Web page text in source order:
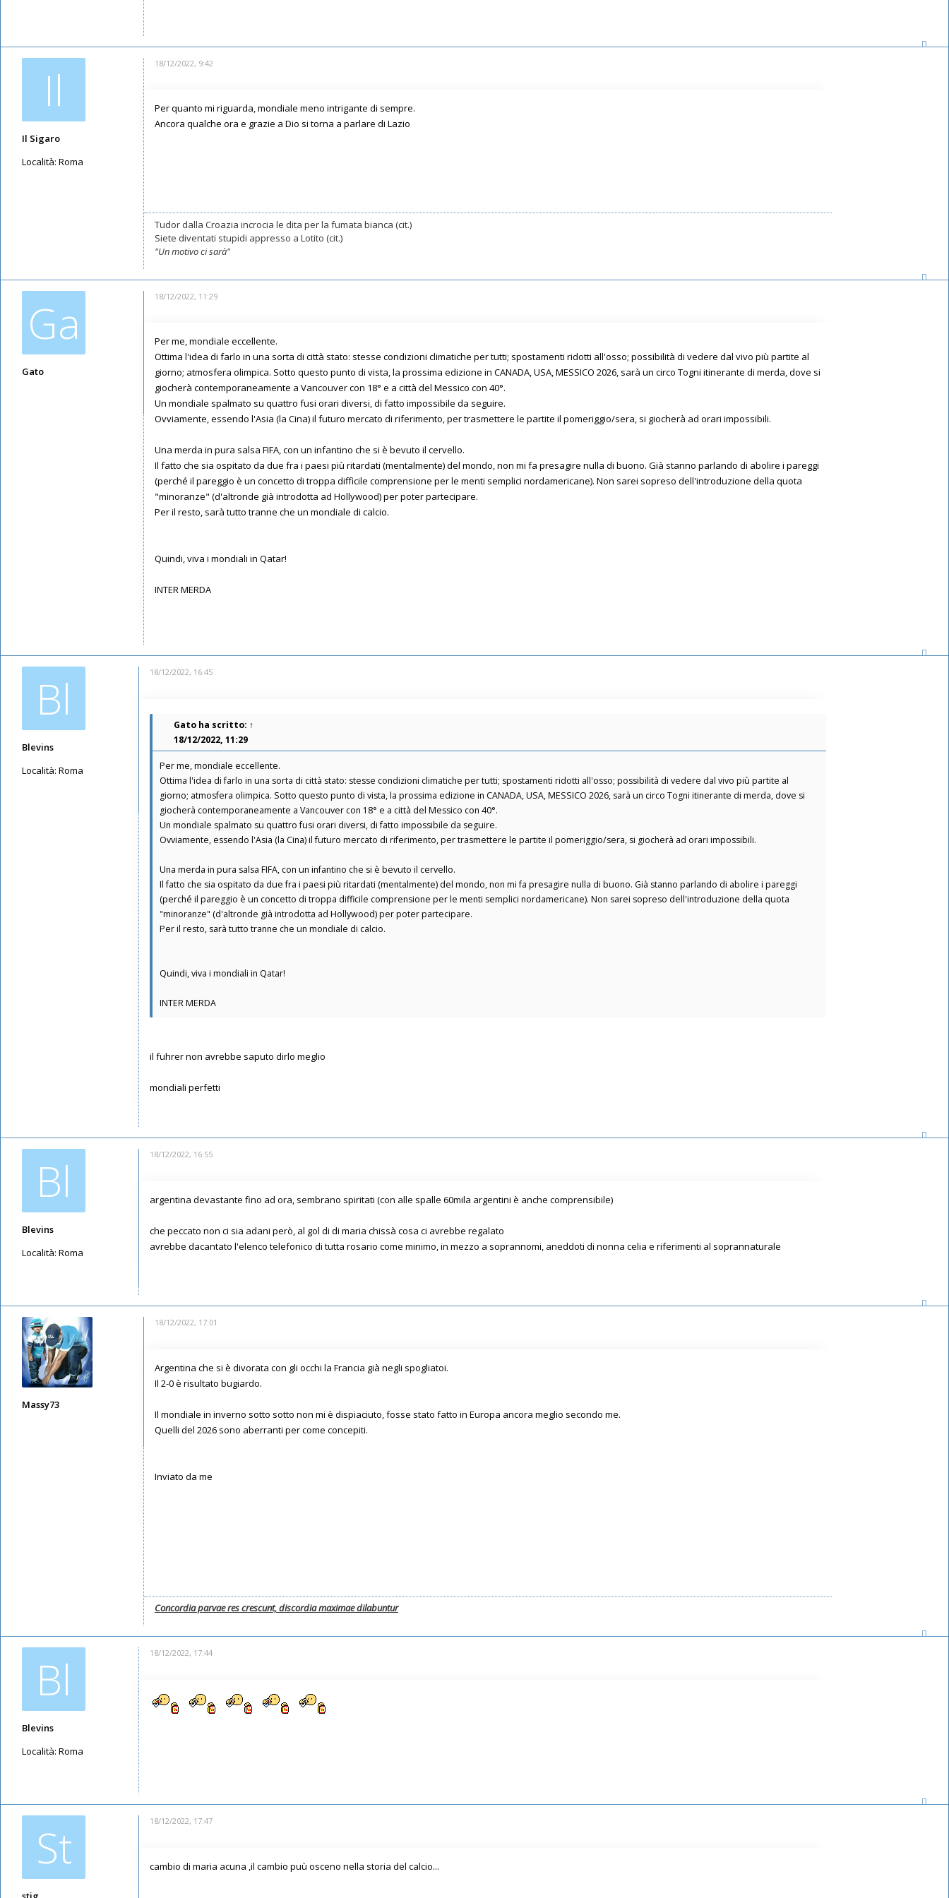
Il
Il Sigaro
Località: Roma
18/12/2022, 9:42
Per quanto mi riguarda, mondiale meno intrigante di sempre.
Ancora qualche ora e grazie a Dio si torna a parlare di Lazio
Tudor dalla Croazia incrocia le dita per la fumata bianca (cit.)
Siete diventati stupidi appresso a Lotito (cit.)
"Un motivo ci sarà"
Ga
Gato
18/12/2022, 11:29
Per me, mondiale eccellente.
Ottima l'idea di farlo in una sorta di città stato: stesse condizioni climatiche per tutti; spostamenti ridotti all'osso; possibilità di vedere dal vivo più partite al
giorno; atmosfera olimpica. Sotto questo punto di vista, la prossima edizione in CANADA, USA, MESSICO 2026, sarà un circo Togni itinerante di merda, dove si
giocherà contemporaneamente a Vancouver con 18° e a città del Messico con 40°.
Un mondiale spalmato su quattro fusi orari diversi, di fatto impossibile da seguire.
Ovviamente, essendo l'Asia (la Cina) il futuro mercato di riferimento, per trasmettere le partite il pomeriggio/sera, si giocherà ad orari impossibili.
Una merda in pura salsa FIFA, con un infantino che si è bevuto il cervello.
Il fatto che sia ospitato da due fra i paesi più ritardati (mentalmente) del mondo, non mi fa presagire nulla di buono. Già stanno parlando di abolire i pareggi
(perché il pareggio è un concetto di troppa difficile comprensione per le menti semplici nordamericane). Non sarei sopreso dell'introduzione della quota
"minoranze" (d'altronde già introdotta ad Hollywood) per poter partecipare.
Per il resto, sarà tutto tranne che un mondiale di calcio.
Quindi, viva i mondiali in Qatar!
INTER MERDA
Bl
Blevins
Località: Roma
18/12/2022, 16:45
Gato ha scritto: ↑
18/12/2022, 11:29
Per me, mondiale eccellente.
Ottima l'idea di farlo in una sorta di città stato: stesse condizioni climatiche per tutti; spostamenti ridotti all'osso; possibilità di vedere dal vivo più partite al
giorno; atmosfera olimpica. Sotto questo punto di vista, la prossima edizione in CANADA, USA, MESSICO 2026, sarà un circo Togni itinerante di merda, dove si
giocherà contemporaneamente a Vancouver con 18° e a città del Messico con 40°.
Un mondiale spalmato su quattro fusi orari diversi, di fatto impossibile da seguire.
Ovviamente, essendo l'Asia (la Cina) il futuro mercato di riferimento, per trasmettere le partite il pomeriggio/sera, si giocherà ad orari impossibili.
Una merda in pura salsa FIFA, con un infantino che si è bevuto il cervello.
Il fatto che sia ospitato da due fra i paesi più ritardati (mentalmente) del mondo, non mi fa presagire nulla di buono. Già stanno parlando di abolire i pareggi
(perché il pareggio è un concetto di troppa difficile comprensione per le menti semplici nordamericane). Non sarei sopreso dell'introduzione della quota
"minoranze" (d'altronde già introdotta ad Hollywood) per poter partecipare.
Per il resto, sarà tutto tranne che un mondiale di calcio.
Quindi, viva i mondiali in Qatar!
INTER MERDA
il fuhrer non avrebbe saputo dirlo meglio
mondiali perfetti
Bl
Blevins
Località: Roma
18/12/2022, 16:55
argentina devastante fino ad ora, sembrano spiritati (con alle spalle 60mila argentini è anche comprensibile)
che peccato non ci sia adani però, al gol di di maria chissà cosa ci avrebbe regalato
avrebbe dacantato l'elenco telefonico di tutta rosario come minimo, in mezzo a soprannomi, aneddoti di nonna celia e riferimenti al soprannaturale
Massy73
18/12/2022, 17:01
Argentina che si è divorata con gli occhi la Francia già negli spogliatoi.
Il 2-0 è risultato bugiardo.
Il mondiale in inverno sotto sotto non mi è dispiaciuto, fosse stato fatto in Europa ancora meglio secondo me.
Quelli del 2026 sono aberranti per come concepiti.
Inviato da me
Concordia parvae res crescunt, discordia maximae dilabuntur
Bl
Blevins
Località: Roma
18/12/2022, 17:44
St 18/12/2022, 17:47
cambio di maria acuna ,il cambio puù osceno nella storia del calcio...